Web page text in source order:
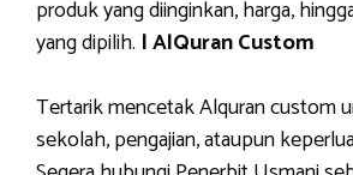
produk yang diinginkan, harga,
yang dipilih. | AlQuran Custom
Tertarik mencetak Alquran custom
sekolah, pengajian, ataupun